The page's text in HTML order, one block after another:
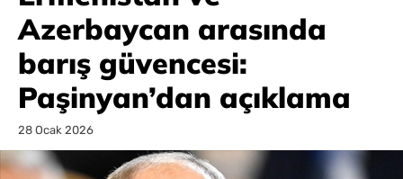
Azerbaycan arasında
barış güvencesi:
Paşinyan’dan açıklama
28 Ocak 2026